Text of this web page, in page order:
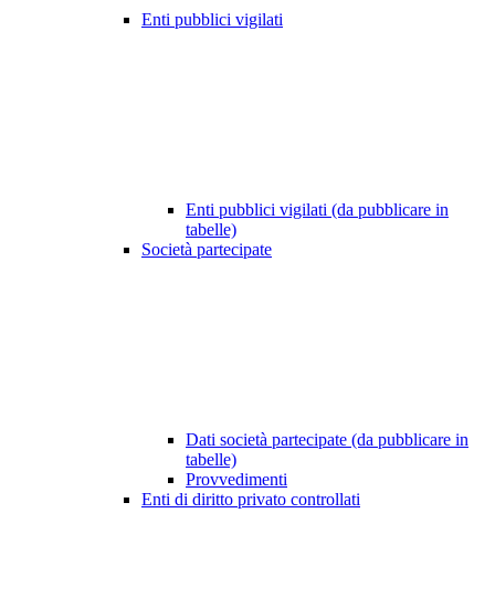
Enti pubblici vigilati
Enti pubblici vigilati (da pubblicare in
tabelle)
Società partecipate
Dati società partecipate (da pubblicare in
tabelle)
Provvedimenti
Enti di diritto privato controllati